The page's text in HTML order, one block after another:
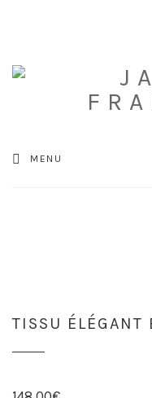
MENU
TISSU ÉLÉGANT